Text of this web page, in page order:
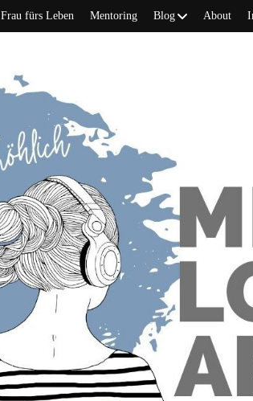
Frau fürs Leben Mentoring Blog About